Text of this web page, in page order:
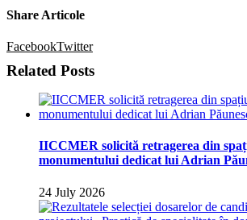
Share Articole
FacebookTwitter
Related Posts
IICCMER solicită retragerea din
monumentului dedicat lui Adrian
24 July 2026